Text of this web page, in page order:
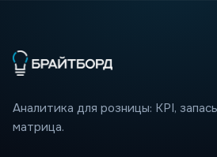
Аналитика для розницы: KPI,
матрица.